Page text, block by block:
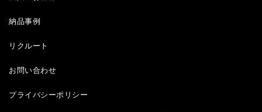
納品事例
リクルート
お問い合わせ
プライバシーポリシー